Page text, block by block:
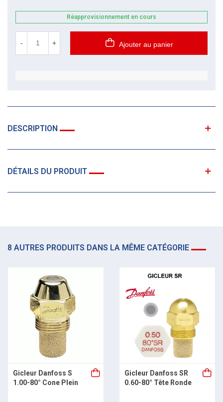
Réapprovisionnement en cours
- + Ajouter au panier
DESCRIPTION
DÉTAILS DU PRODUIT
8 AUTRES PRODUITS DANS LA MÊME CATÉGORIE
Gicleur Danfoss S
1.00-80° Cone Plein
Gicleur Danfoss SR
0.60-80° Tête Ronde